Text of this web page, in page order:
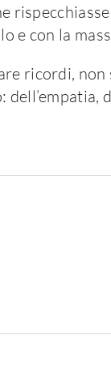
e con la
ricordi,